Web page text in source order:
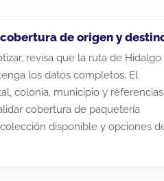
de origen y
revisa que la ruta de Hidalgo
los datos completos. El
colonia, municipio y referencias
cobertura de paquetería
disponible y opciones